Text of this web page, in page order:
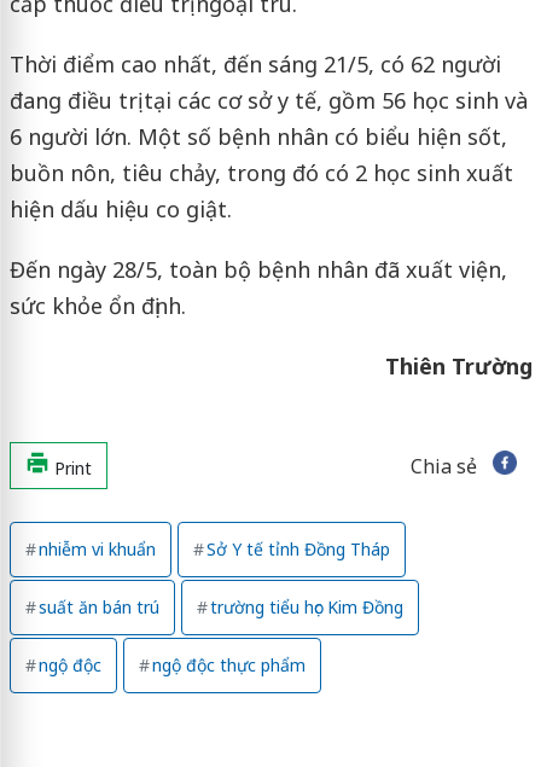
Thời điểm cao nhất, đến sáng 21/5, có 62 người
đang điều trị tại các cơ sở y tế, gồm 56 học sinh và
6 người lớn. Một số bệnh nhân có biểu hiện sốt,
buồn nôn, tiêu chảy, trong đó có 2 học sinh xuất
hiện dấu hiệu co giật.
Đến ngày 28/5, toàn bộ bệnh nhân đã xuất viện,
sức khỏe ổn định.
Thiên Trường
Print Chia sẻ
nhiễm vi khuẩn Sở Y tế tỉnh Đồng Tháp
suất ăn bán trú trường tiểu học Kim Đồng
ngộ độc ngộ độc thực phẩm